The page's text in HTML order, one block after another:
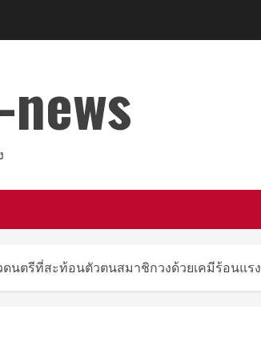
วดนตรีที่สะท้อนตัวตนสมาชิกวงด้วยเคมีร้อนแรง